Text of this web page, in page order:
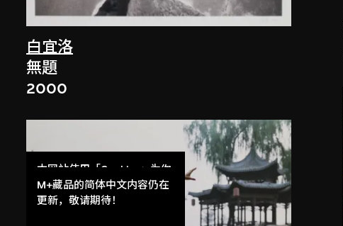
白宜洛
無題
2000
本网站使用「Cookies」为你
提供最好的网站体验。
了解更多
M+藏品的简体中文内容仍在
更新，敬请期待！